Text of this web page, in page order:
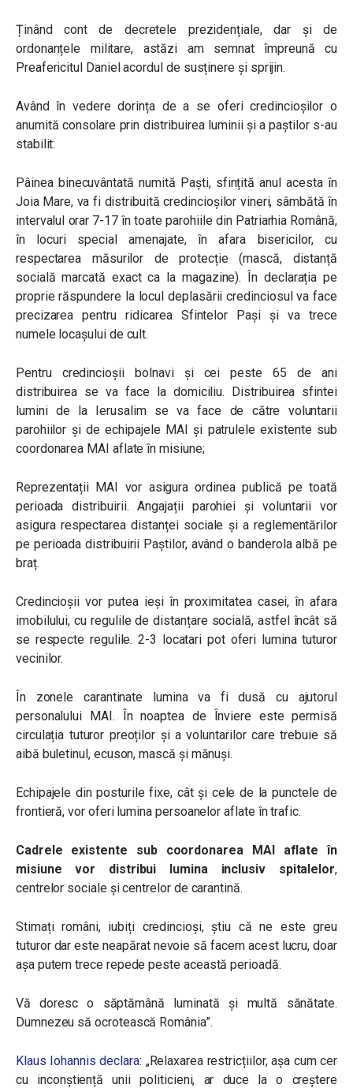
Ținând cont de decretele prezidențiale, dar și de
ordonanțele militare, astăzi am semnat împreună cu
Preafericitul Daniel acordul de susținere și sprijin.
Având în vedere dorința de a se oferi credincioșilor o
anumită consolare prin distribuirea luminii și a paștilor s-au
stabilit:
Pâinea binecuvântată numită Paști, sfințită anul acesta în
Joia Mare, va fi distribuită credincioșilor vineri, sâmbătă în
intervalul orar 7-17 în toate parohiile din Patriarhia Română,
în locuri special amenajate, în afara bisericilor, cu
respectarea măsurilor de protecție (mască, distanță
socială marcată exact ca la magazine). În declarația pe
proprie răspundere la locul deplasării credinciosul va face
precizarea pentru ridicarea Sfintelor Pași și va trece
numele locașului de cult.
Pentru credincioșii bolnavi și cei peste 65 de ani
distribuirea se va face la domiciliu. Distribuirea sfintei
lumini de la Ierusalim se va face de către voluntarii
parohiilor și de echipajele MAI și patrulele existente sub
coordonarea MAI aflate în misiune;
Reprezentații MAI vor asigura ordinea publică pe toată
perioada distribuirii. Angajații parohiei și voluntarii vor
asigura respectarea distanței sociale și a reglementărilor
pe perioada distribuirii Paștilor, având o banderola albă pe
braț.
Credincioșii vor putea ieși în proximitatea casei, în afara
imobilului, cu regulile de distanțare socială, astfel încât să
se respecte regulile. 2-3 locatari pot oferi lumina tuturor
vecinilor.
În zonele carantinate lumina va fi dusă cu ajutorul
personalului MAI. În noaptea de Înviere este permisă
circulația tuturor preoților și a voluntarilor care trebuie să
aibă buletinul, ecuson, mască și mănuși.
Echipajele din posturile fixe, cât și cele de la punctele de
frontieră, vor oferi lumina persoanelor aflate în trafic.
Cadrele existente sub coordonarea MAI aflate în
misiune vor distribui lumina inclusiv spitalelor,
centrelor sociale și centrelor de carantină.
Stimați români, iubiți credincioși, știu că ne este greu
tuturor dar este neapărat nevoie să facem acest lucru, doar
așa putem trece repede peste această perioadă.
Vă doresc o săptămână luminată și multă sănătate.
Dumnezeu să ocrotească România”.
Klaus Iohannis declara: „Relaxarea restricțiilor, așa cum cer
cu inconștiență unii politicieni, ar duce la o creștere